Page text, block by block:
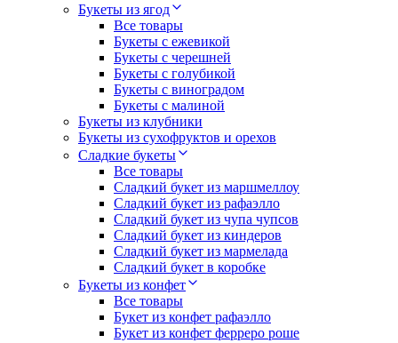
Букеты из ягод
Все товары
Букеты с ежевикой
Букеты с черешней
Букеты с голубикой
Букеты с виноградом
Букеты с малиной
Букеты из клубники
Букеты из сухофруктов и орехов
Сладкие букеты
Все товары
Сладкий букет из маршмеллоу
Сладкий букет из рафаэлло
Сладкий букет из чупа чупсов
Сладкий букет из киндеров
Сладкий букет из мармелада
Сладкий букет в коробке
Букеты из конфет
Все товары
Букет из конфет рафаэлло
Букет из конфет ферреро роше